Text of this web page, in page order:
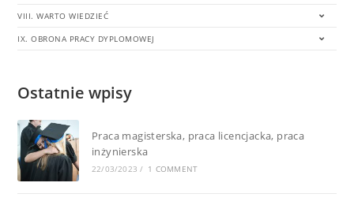
VIII. WARTO WIEDZIEĆ
IX. OBRONA PRACY DYPLOMOWEJ
Ostatnie wpisy
Praca magisterska, praca licencjacka, praca
inżynierska
22/03/2023 / 1 COMMENT